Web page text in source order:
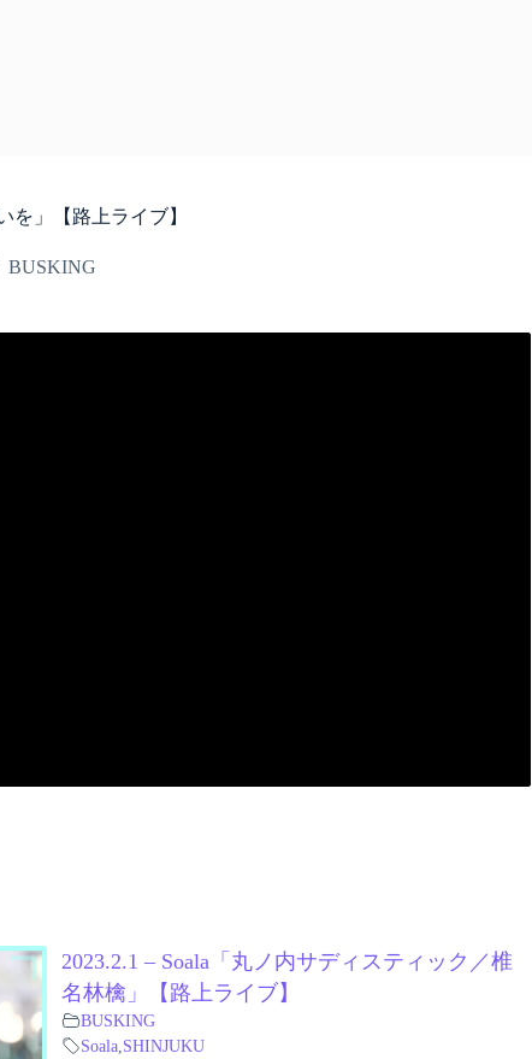
を」【路上ライブ】
BUSKING
2023.2.1 – Soala「丸ノ内サディスティック／椎
名林檎」【路上ライブ】
BUSKING
Soala SHINJUKU